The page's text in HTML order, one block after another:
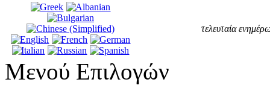
τελευταία
Μενού Επιλογών